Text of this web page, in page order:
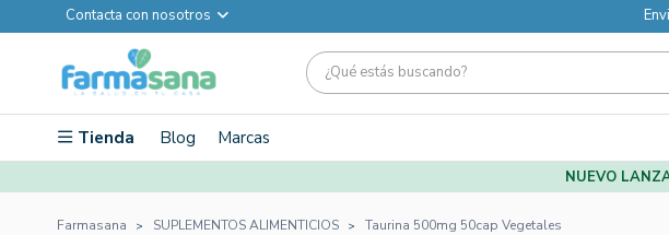
Contacta con nosotros
Tienda Blog Marcas
NUEVO
Farmasana SUPLEMENTOS ALIMENTICIOS Taurina 500mg 50cap Vegetales